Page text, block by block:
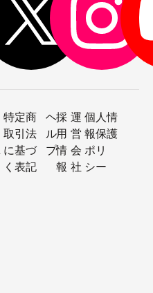
特定商
取引法
に基づ
く表記
ヘ
ル
プ
採
用
情
報
運
営
会
社
個人情
報保護
ポリ
シー